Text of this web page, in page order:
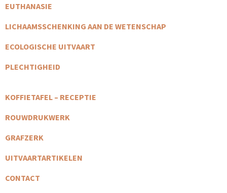
EUTHANASIE
LICHAAMSSCHENKING AAN DE WETENSCHAP
ECOLOGISCHE UITVAART
PLECHTIGHEID
KOFFIETAFEL – RECEPTIE
ROUWDRUKWERK
GRAFZERK
UITVAARTARTIKELEN
CONTACT